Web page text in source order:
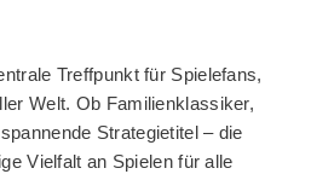
Treffpunkt für Spielefans,
Welt. Ob Familienklassiker,
Strategietitel – die
Vielfalt an Spielen für alle